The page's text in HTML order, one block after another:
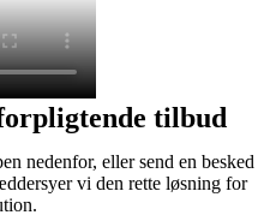
tilbud
nedenfor, eller send en besked
vi den rette løsning for